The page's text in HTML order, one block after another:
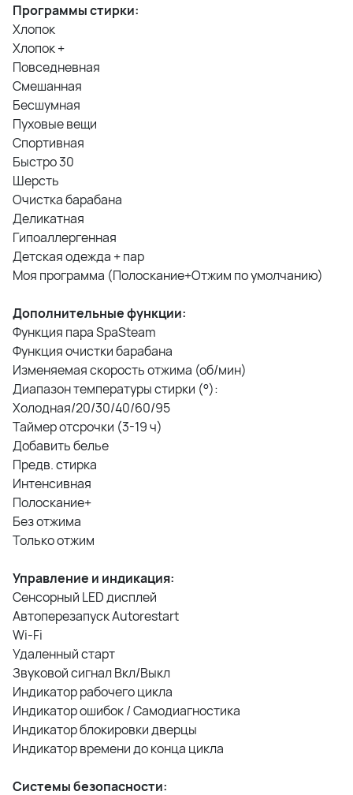
Программы стирки:
Хлопок
Хлопок +
Повседневная
Смешанная
Бесшумная
Пуховые вещи
Спортивная
Быстро 30
Шерсть
Очистка барабана
Деликатная
Гипоаллергенная
Детская одежда + пар
Моя программа (Полоскание+Отжим по умолчанию)
Дополнительные функции:
Функция пара SpaSteam
Функция очистки барабана
Изменяемая скорость отжима (об/мин)
Диапазон температуры стирки (°):
Холодная/20/30/40/60/95
Таймер отсрочки (3-19 ч)
Добавить белье
Предв. стирка
Интенсивная
Полоскание+
Без отжима
Только отжим
Управление и индикация:
Сенсорный LED дисплей
Автоперезапуск Autorestart
Wi-Fi
Удаленный старт
Звуковой сигнал Вкл/Выкл
Индикатор рабочего цикла
Индикатор ошибок / Самодиагностика
Индикатор блокировки дверцы
Индикатор времени до конца цикла
Системы безопасности: